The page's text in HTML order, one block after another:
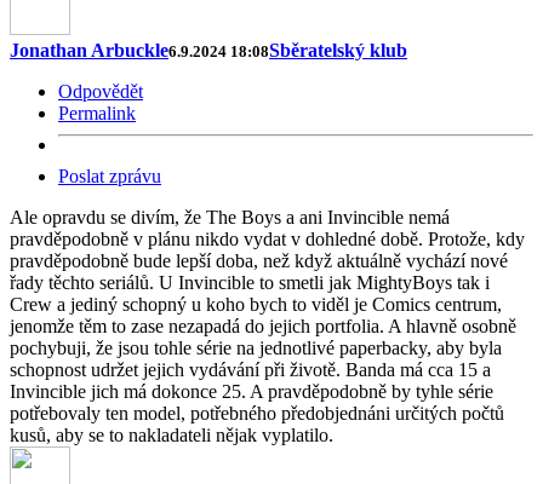
Jonathan Arbuckle6.9.2024 18:08Sběratelský klub
Odpovědět
Permalink
Poslat zprávu
Ale opravdu se divím, že The Boys a ani Invincible nemá
pravděpodobně v plánu nikdo vydat v dohledné době. Protože, kdy
pravděpodobně bude lepší doba, než když aktuálně vychází nové
řady těchto seriálů. U Invincible to smetli jak MightyBoys tak i
Crew a jediný schopný u koho bych to viděl je Comics centrum,
jenomže těm to zase nezapadá do jejich portfolia. A hlavně osobně
pochybuji, že jsou tohle série na jednotlivé paperbacky, aby byla
schopnost udržet jejich vydávání při životě. Banda má cca 15 a
Invincible jich má dokonce 25. A pravděpodobně by tyhle série
potřebovaly ten model, potřebného předobjednáni určitých počtů
kusů, aby se to nakladateli nějak vyplatilo.